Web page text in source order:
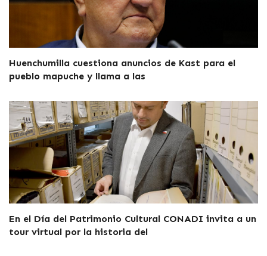
Huenchumilla cuestiona anuncios de Kast para el
pueblo mapuche y llama a las
En el Día del Patrimonio Cultural CONADI invita a un
tour virtual por la historia del